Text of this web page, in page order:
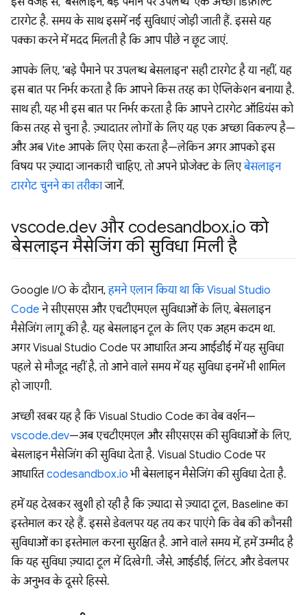
टारगेट है. समय के साथ इसमें नई सुविधाएं जोड़ी जाती हैं. इससे यह
पक्का करने में मदद मिलती है कि आप पीछे न छूट जाएं.
आपके लिए, 'बड़े पैमाने पर उपलब्ध बेसलाइन' सही टारगेट है या नहीं, यह
इस बात पर निर्भर करता है कि आपने किस तरह का ऐप्लिकेशन बनाया है.
साथ ही, यह भी इस बात पर निर्भर करता है कि आपने टारगेट ऑडियंस को
किस तरह से चुना है. ज़्यादातर लोगों के लिए यह एक अच्छा विकल्प है—
और अब Vite आपके लिए ऐसा करता है—लेकिन अगर आपको इस
विषय पर ज़्यादा जानकारी चाहिए, तो अपने प्रोजेक्ट के लिएबेसलाइन
टारगेट चुनने का तरीकाजानें.
vscode.dev और codesandbox.io को
बेसलाइन मैसेजिंग की सुविधा मिली है
Google I/O के दौरान,हमने एलान किया था कि Visual Studio
Code ने सीएसएस और एचटीएमएल सुविधाओं के लिए, बेसलाइन
मैसेजिंग लागू की है. यह बेसलाइन टूल के लिए एक अहम कदम था.
अगर Visual Studio Code पर आधारित अन्य आईडीई में यह सुविधा
पहले से मौजूद नहीं है, तो आने वाले समय में यह सुविधा इनमें भी शामिल
हो जाएगी.
अच्छी खबर यह है कि Visual Studio Code का वेब वर्शन—
vscode.dev—अब एचटीएमएल और सीएसएस की सुविधाओं के लिए,
बेसलाइन मैसेजिंग की सुविधा देता है. Visual Studio Code पर
आधारितcodesandbox.io भी बेसलाइन मैसेजिंग की सुविधा देता है.
हमें यह देखकर खुशी हो रही है कि ज़्यादा से ज़्यादा टूल, Baseline का
इस्तेमाल कर रहे हैं. इससे डेवलपर यह तय कर पाएंगे कि वेब की कौनसी
सुविधाओं का इस्तेमाल करना सुरक्षित है. आने वाले समय में, हमें उम्मीद है
कि यह सुविधा ज़्यादा टूल में दिखेगी. जैसे, आईडीई, लिंटर, और डेवलपर
के अनुभव के दूसरे हिस्से.